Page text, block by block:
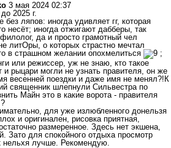
3 мая 2024 02:37
2025 г.
ляпов: иногда удивляет гг, которая
несёт; иногда отжигают дабберы, так
да и просто грамотный чел
литОры, о которых страстно мечтал
в страшном желании опохмелиться
;
или режиссер, уж не знаю, кто такое
рыцари могли не узнать правителя, он же
весенней поездки и даже имя не менял?!К
священник шлепнули Сильвестра по
Майн это в какие ворота - правителя
для уже излюбленного донельзя
и оригинален, рисовка приятная,
размеренное. Здесь нет экшена,
Зато для спокойного отдыха просмотр
нельхя лучше. Рекомендую.